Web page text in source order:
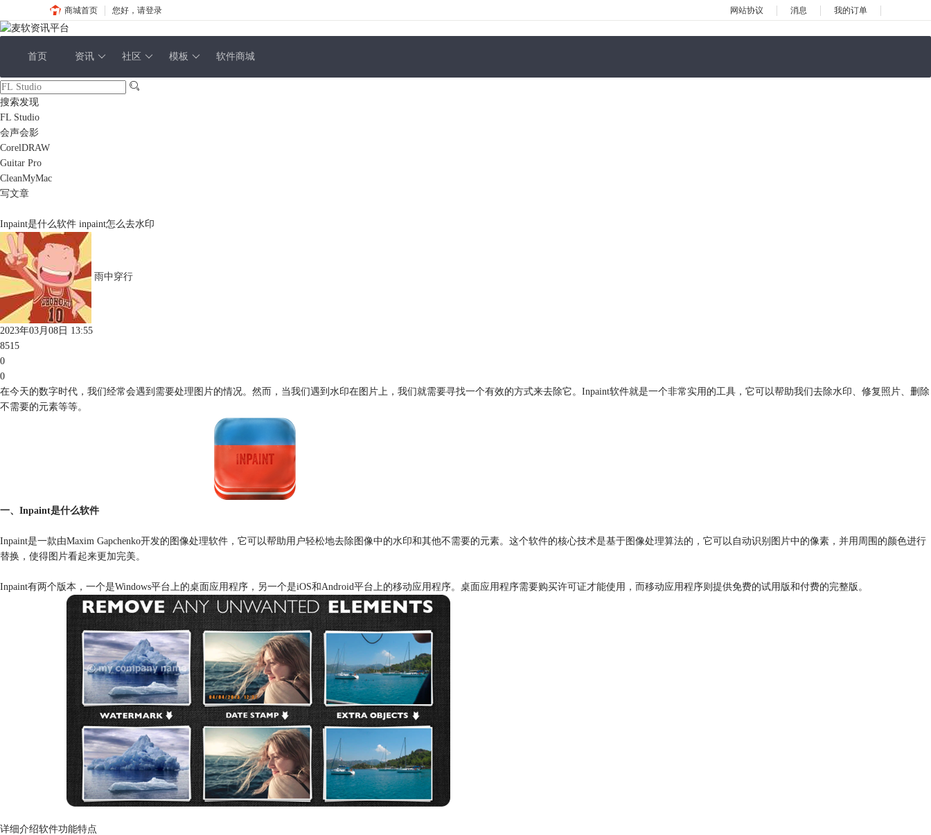
商城首页 您好，请登录 网站协议 消息 我的订单
首页 资讯 社区 模板 软件商城
搜索发现
FL Studio
会声会影
CorelDRAW
Guitar Pro
CleanMyMac
写文章
Inpaint是什么软件 inpaint怎么去水印
雨中穿行
2023年03月08日 13:55
8515
0
0
在今天的数字时代，我们经常会遇到需要处理图片的情况。然而，当我们遇到水印在图片上，我们就需要寻找一个有效的方式来去除它。Inpaint软件就是一个非常实用的工具，它可以帮助我们去除水印、修复照片、删除
不需要的元素等等。
一、Inpaint是什么软件
Inpaint是一款由Maxim Gapchenko开发的图像处理软件，它可以帮助用户轻松地去除图像中的水印和其他不需要的元素。这个软件的核心技术是基于图像处理算法的，它可以自动识别图片中的像素，并用周围的颜色进行
替换，使得图片看起来更加完美。
Inpaint有两个版本，一个是Windows平台上的桌面应用程序，另一个是iOS和Android平台上的移动应用程序。桌面应用程序需要购买许可证才能使用，而移动应用程序则提供免费的试用版和付费的完整版。
详细介绍软件功能特点